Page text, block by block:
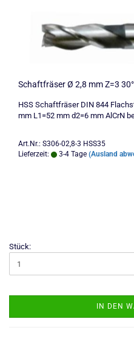
Schaftfräser Ø 2,8 mm Z=3
HSS Schaftfräser DIN 844
mm L1=52 mm d2=6 mm AlCrN
Art.Nr.: S306-02,8-3 HSS35
Lieferzeit:
3-4 Tage (Ausland
Stück:
IN DEN